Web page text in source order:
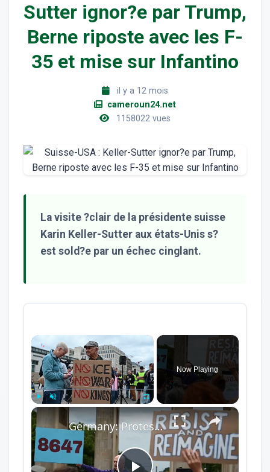
Sutter ignor?e par Trump,
Berne riposte avec les F-
35 et mise sur Infantino
il y a 12 mois
cameroun24.net
1158022 vues
La visite ?clair de la présidente suisse
Karin Keller-Sutter aux états-Unis s?
est sold?e par un échec cinglant.
×
Fullscreen
Now Playing
×
Germany: Protesters rally near US Embassy in Berlin on US Independence Day.